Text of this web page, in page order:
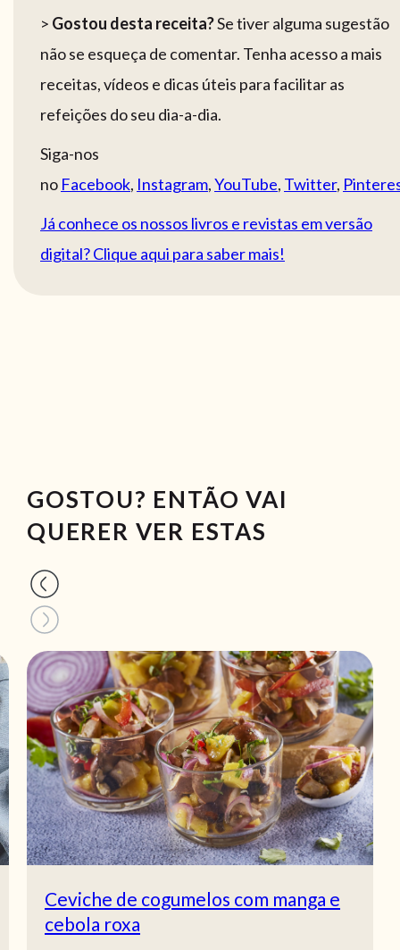
> Gostou desta receita?Se tiver alguma sugestão
não se esqueça de comentar. Tenha acesso a mais
receitas, vídeos e dicas úteis para facilitar as
refeições do seu dia-a-dia.
Siga-nos
no Facebook, Instagram,YouTube, Twitter,
Já conhece os nossos livros e revistas em versão
digital? Clique aqui para saber mais!
GOSTOU? ENTÃO VAI
QUERER VER ESTAS
Ceviche de cogumelos com manga e
cebola roxa